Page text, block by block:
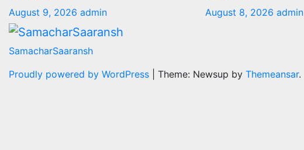
August 9, 2026 admin August 8, 2026 admin
SamacharSaaransh
Proudly powered by WordPress
Theme: Newsup by Themeansar.